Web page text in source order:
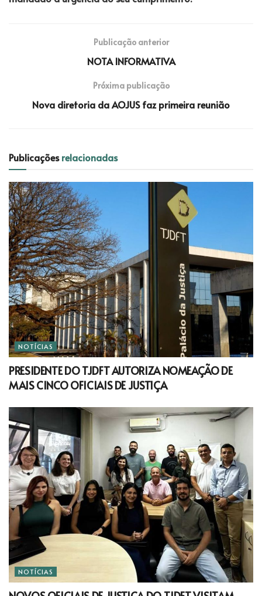
Publicação anterior
NOTA INFORMATIVA
Próxima publicação
Nova diretoria da AOJUS faz primeira reunião
Publicaçõesrelacionadas
NOTÍCIAS
PRESIDENTE DO TJDFT AUTORIZA NOMEAÇÃO DE
MAIS CINCO OFICIAIS DE JUSTIÇA
NOTÍCIAS